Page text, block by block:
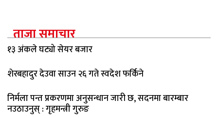
ताजा समाचार
१३ अंकले घट्यो सेयर बजार
शेरबहादुर देउवा साउन २६ गते स्वदेश फर्किने
निर्मला पन्त प्रकरणमा अनुसन्धान जारी छ, सदनमा बारम्बार
नउठाउनुस् : गृहमन्त्री गुरुङ